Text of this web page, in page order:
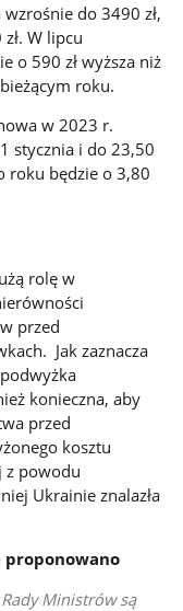
do 3490 zł,
W lipcu
o 590 zł wyższa niż
roku.
w 2023 r.
stycznia i do 23,50
roku będzie o 3,80
rolę w
przed
Jak zaznacza
konieczna, aby
przed
kosztu
z powodu
Ukrainie znalazła
proponowano
Ministrów są